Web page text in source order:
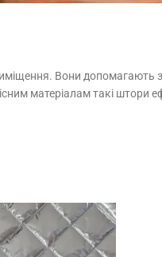
Вони допомагають
матеріалам такі